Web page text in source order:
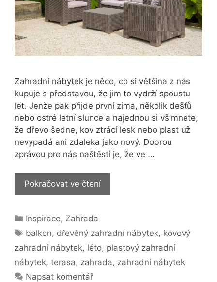
Zahradní nábytek je něco, co si většina z nás
kupuje s představou, že jim to vydrží spoustu
let. Jenže pak přijde první zima, několik dešťů
nebo ostré letní slunce a najednou si všimnete,
že dřevo šedne, kov ztrácí lesk nebo plast už
nevypadá ani zdaleka jako nový. Dobrou
zprávou pro nás naštěstí je, že ve …
Pokračovat ve čteníJak
se
zahradní
nábytek,
aby
dlouho
Rubriky
Inspirace, Zahrada
Štítky
balkon, dřevěný zahradní nábytek, kovový
zahradní nábytek, léto, plastový zahradní
nábytek, terasa, zahrada, zahradní nábytek
Napsat komentář